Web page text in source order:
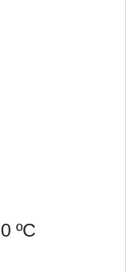
ºC